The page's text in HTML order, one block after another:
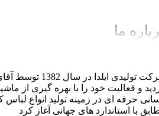
ما
شرکت تولیدی
و فعالیت خود را با بهره گیری از
حرفه ای در زمینه تولید انواع لباس
با استاندارد های جهانی آغاز کرد